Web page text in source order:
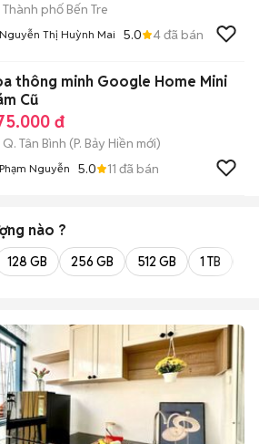
Thành phố Bến Tre
Nguyễn Thị Huỳnh Mai 5.0 4đã bán
thông minh Google Home Mini
Cũ
đ
Q. Tân Bình (P. Bảy Hiền mới)
Phạm Nguyễn 5.0 11 đã bán
nào ?
128 GB 256 GB 512 GB 1 TB